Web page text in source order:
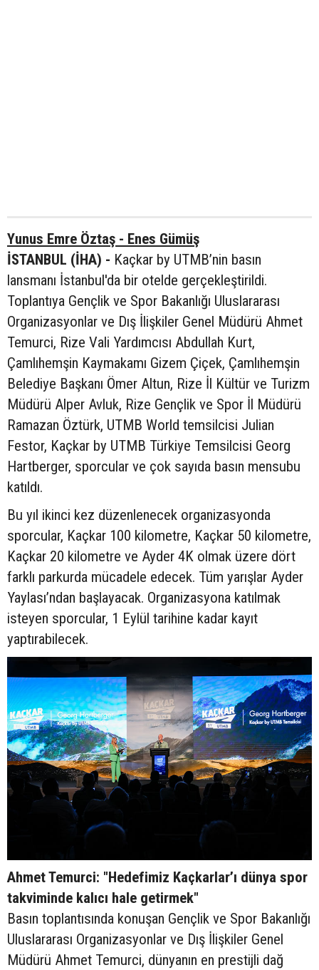
Yunus Emre Öztaş - Enes Gümüş
İSTANBUL (İHA) - Kaçkar by UTMB’nin basın
lansmanı İstanbul'da bir otelde gerçekleştirildi.
Toplantıya Gençlik ve Spor Bakanlığı Uluslararası
Organizasyonlar ve Dış İlişkiler Genel Müdürü Ahmet
Temurci, Rize Vali Yardımcısı Abdullah Kurt,
Çamlıhemşin Kaymakamı Gizem Çiçek, Çamlıhemşin
Belediye Başkanı Ömer Altun, Rize İl Kültür ve Turizm
Müdürü Alper Avluk, Rize Gençlik ve Spor İl Müdürü
Ramazan Öztürk, UTMB World temsilcisi Julian
Festor, Kaçkar by UTMB Türkiye Temsilcisi Georg
Hartberger, sporcular ve çok sayıda basın mensubu
katıldı.
Bu yıl ikinci kez düzenlenecek organizasyonda
sporcular, Kaçkar 100 kilometre, Kaçkar 50 kilometre,
Kaçkar 20 kilometre ve Ayder 4K olmak üzere dört
farklı parkurda mücadele edecek. Tüm yarışlar Ayder
Yaylası’ndan başlayacak. Organizasyona katılmak
isteyen sporcular, 1 Eylül tarihine kadar kayıt
yaptırabilecek.
Ahmet Temurci: "Hedefimiz Kaçkarlar’ı dünya spor
takviminde kalıcı hale getirmek"
Basın toplantısında konuşan Gençlik ve Spor Bakanlığı
Uluslararası Organizasyonlar ve Dış İlişkiler Genel
Müdürü Ahmet Temurci, dünyanın en prestijli dağ